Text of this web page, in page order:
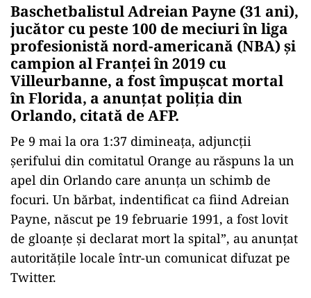
Baschetbalistul Adreian Payne (31 ani),
jucător cu peste 100 de meciuri în liga
profesionistă nord-americană (NBA) şi
campion al Franţei în 2019 cu
Villeurbanne, a fost împuşcat mortal
în Florida, a anunţat poliţia din
Orlando, citată de AFP.
Pe 9 mai la ora 1:37 dimineaţa, adjuncţii
şerifului din comitatul Orange au răspuns la un
apel din Orlando care anunţa un schimb de
focuri. Un bărbat, indentificat ca fiind Adreian
Payne, născut pe 19 februarie 1991, a fost lovit
de gloanţe şi declarat mort la spital”, au anunţat
autorităţile locale într-un comunicat difuzat pe
Twitter.